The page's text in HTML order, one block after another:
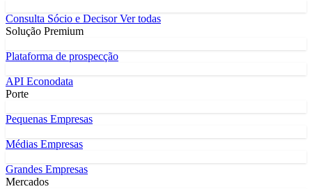
Consulta Sócio e DecisorVer todas
Solução Premium
Plataforma de prospecção
API Econodata
Porte
Pequenas Empresas
Médias Empresas
Grandes Empresas
Mercados